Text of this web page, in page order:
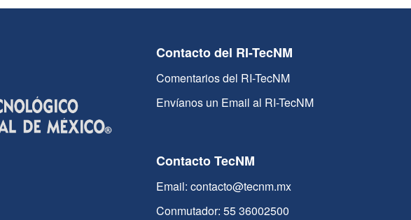
Contacto del RI-TecNM
Comentarios del RI-TecNM
Envíanos un Email al RI-TecNM
Contacto TecNM
Email: contacto@tecnm.mx
Conmutador: 55 36002500